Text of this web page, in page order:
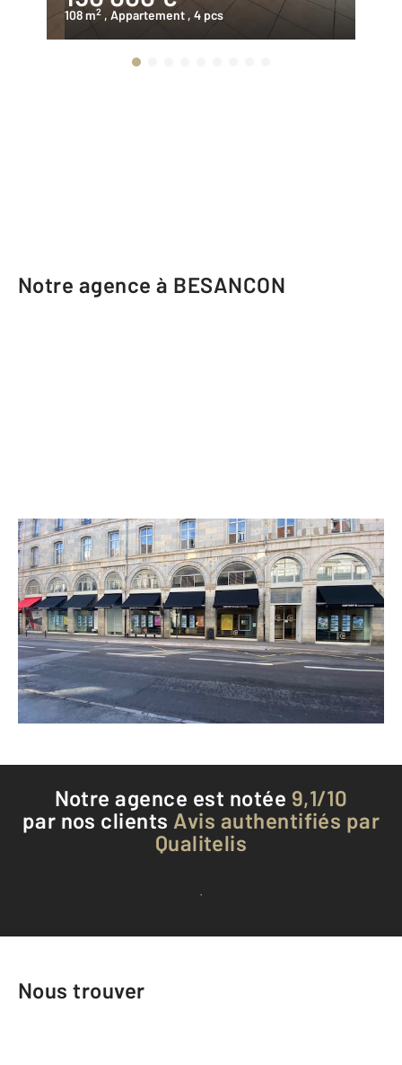
108 m2 , Appartement , 4 pcs
Notre agence à BESANCON
CENTURY 21 Avenir Immobilier
12-14 rue de la République
BESANCON - 25000
Envoyer un message
Téléphoner à l'agence
Notre agence est notée 9,1/10
par nos clients Avis authentifiés par
Qualitelis
Voir tous les avis clients
Nous trouver